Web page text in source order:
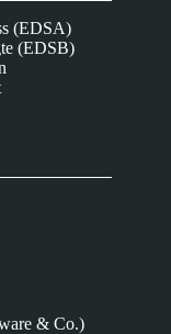
(EDSA)
(EDSB)
& Co.)